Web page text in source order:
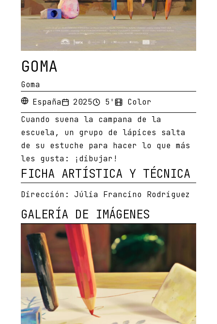
GOMA
Goma
España
2025 5'
Color
Cuando suena la campana de la
escuela, un grupo de lápices salta
de su estuche para hacer lo que más
les gusta: ¡dibujar!
FICHA ARTÍSTICA Y TÉCNICA
Dirección: Júlia Francino Rodríguez
GALERÍA DE IMÁGENES